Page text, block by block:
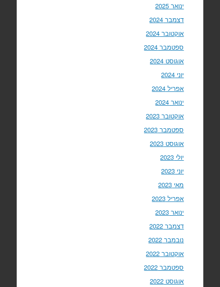
ינואר 2025
דצמבר 2024
אוקטובר 2024
ספטמבר 2024
אוגוסט 2024
יוני 2024
אפריל 2024
ינואר 2024
אוקטובר 2023
ספטמבר 2023
אוגוסט 2023
יולי 2023
יוני 2023
מאי 2023
אפריל 2023
ינואר 2023
דצמבר 2022
נובמבר 2022
אוקטובר 2022
ספטמבר 2022
אוגוסט 2022